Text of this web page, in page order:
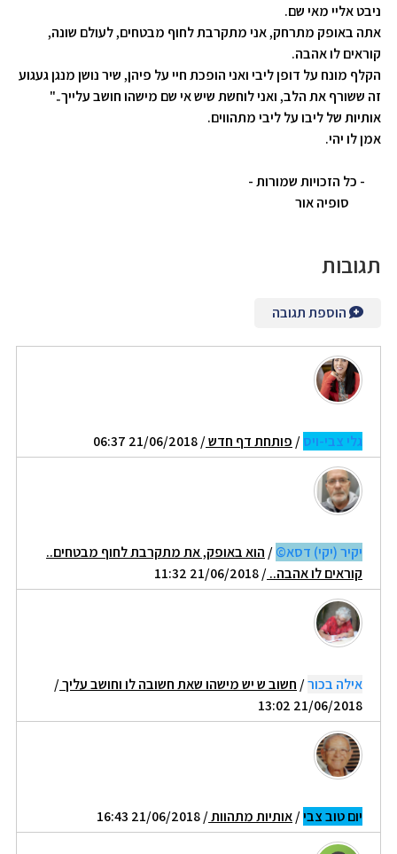
ניבט אליי מאי שם.
אתה באופק מתרחק, אני מתקרבת לחוף מבטחים, לעולם שונה,
קוראים לו אהבה.
הקלף מונח על דופן ליבי ואני הופכת חיי על פיהן, שיר נושן מנגן געגוע
זה ששורף את הלב, ואני לוחשת שיש אי שם מישהו חושב עלייך.."
אותיות של ליבו על ליבי מתהווים.
אמן לו יהי.
- כל הזכויות שמורות -
סופיה אור
תגובות
הוספת תגובה
גלי צבי-ויס/ פותחת דף חדש/ 21/06/2018 06:37
יקיר (יקי) דסא©/ הוא באופק, את מתקרבת לחוף מבטחים..
קוראים לו אהבה../ 21/06/2018 11:32
אילה בכור/ חשוב ש יש מישהו שאת חשובה לו וחושב עליך/
21/06/2018 13:02
יום טוב צבי/אותיות מתהוות/ 21/06/2018 16:43